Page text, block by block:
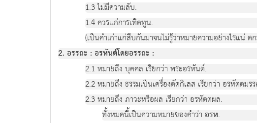
1.3 ไม่มีความลับ.
1.4 ควรแก่การเทิดทูน.
(เป็นคำเก่าแก่สืบกันมาจนไม่รู้ว่าหมายความอย่างไรแน่
2. อรรถะ : อรหันต์โดยอรรถะ :
2.1 หมายถึง บุคคล เรียกว่า พระอรหันต์.
2.2 หมายถึง ธรรมเป็นเครื่องตัดกิเลส เรียกว่า อรหัตตมร
2.3 หมายถึง ภาวะหรือผล เรียกว่า อรหัตตผล.
ทั้งหมดนี้เป็นความหมายของคำว่า อรห.